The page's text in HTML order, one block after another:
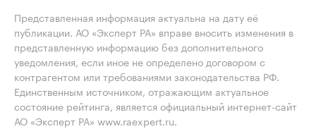
Представленная информация актуальна на дату её
публикации. АО «Эксперт РА» вправе вносить изменения в
представленную информацию без дополнительного
уведомления, если иное не определено договором с
контрагентом или требованиями законодательства РФ.
Единственным источником, отражающим актуальное
состояние рейтинга, является официальный интернет-сайт
АО «Эксперт РА» www.raexpert.ru.